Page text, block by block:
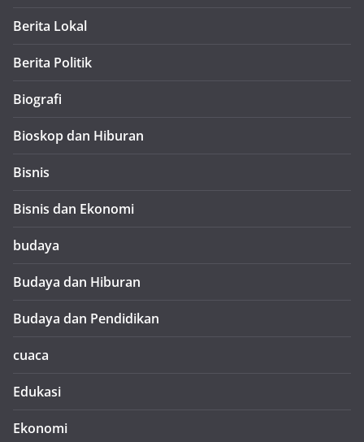
Berita Lokal
Berita Politik
Biografi
Bioskop dan Hiburan
Bisnis
Bisnis dan Ekonomi
budaya
Budaya dan Hiburan
Budaya dan Pendidikan
cuaca
Edukasi
Ekonomi